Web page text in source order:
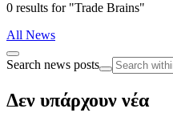
0 results for "Trade Brains"
All News
Search news posts
Δεν υπάρχουν νέα